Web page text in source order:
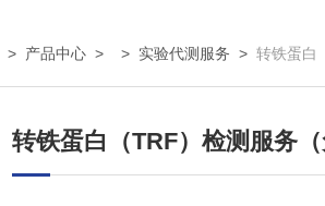
> 产品中心 > > 实验代测服务 > 转铁蛋白
转铁蛋白（TRF）检测服务（